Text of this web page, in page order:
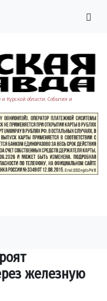
Курской области. События и
железную